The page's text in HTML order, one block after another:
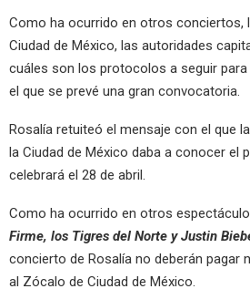
Como ha ocurrido en otros conciertos,
Ciudad de México, las autoridades
cuáles son los protocolos a seguir
el que se prevé una gran convocatoria.
Rosalía retuiteó el mensaje con el que
la Ciudad de México daba a conocer el
celebrará el 28 de abril.
Como ha ocurrido en otros
Firme, los Tigres del Norte y Justin
concierto de Rosalía no deberán pagar
al Zócalo de Ciudad de México.